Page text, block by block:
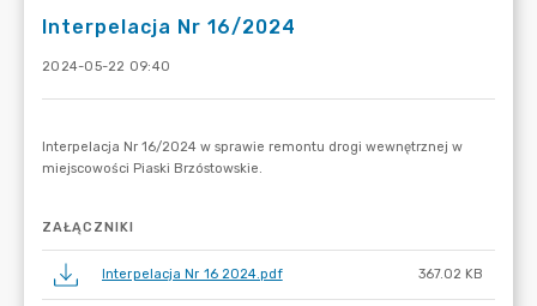
Interpelacja Nr 16/2024
2024-05-22 09:40
ZAŁĄCZNIKI
Interpelacja Nr 16 2024.pdf 367.02 KB